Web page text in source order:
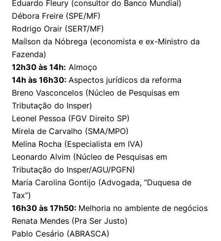
Eduardo Fleury (consultor do Banco Mundial)
Débora Freire (SPE/MF)
Rodrigo Orair (SERT/MF)
Maílson da Nóbrega (economista e ex-Ministro da
Fazenda)
12h30 às 14h: Almoço
14h às 16h30: Aspectos jurídicos da reforma
Breno Vasconcelos (Núcleo de Pesquisas em
Tributação do Insper)
Leonel Pessoa (FGV Direito SP)
Mirela de Carvalho (SMA/MPO)
Melina Rocha (Especialista em IVA)
Leonardo Alvim (Núcleo de Pesquisas em
Tributação do Insper/AGU/PGFN)
Maria Carolina Gontijo (Advogada, “Duquesa de
Tax”)
16h30 às 17h50: Melhoria no ambiente de negócios
Renata Mendes (Pra Ser Justo)
Pablo Cesário (ABRASCA)